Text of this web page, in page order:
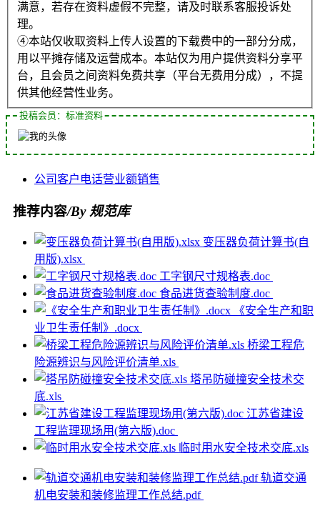
满意，若存在资料虚假不完整，请及时联系客服投诉处
理。
④本站仅收取资料上传人设置的下载费中的一部分分成，
用以平摊存储及运营成本。本站仅为用户提供资料分享平
台，且会员之间资料免费共享（平台无费用分成），不提
供其他经营性业务。
投稿会员：标准资料
公司客户 电话营业额销售
推荐内容/By 规范库
变压器负荷计算书(自
用版).xlsx
工字钢尺寸规格表.doc
食品进货查验制度.doc
《安全生产和职
业卫生责任制》.docx
桥梁工程危
险源辨识与风险评价清单.xls
塔吊防碰撞安全技术交
底.xls
江苏省建设
工程监理现场用(第六版).doc
临时用水安全技术交底.xls
轨道交通
机电安装和装修监理工作总结.pdf